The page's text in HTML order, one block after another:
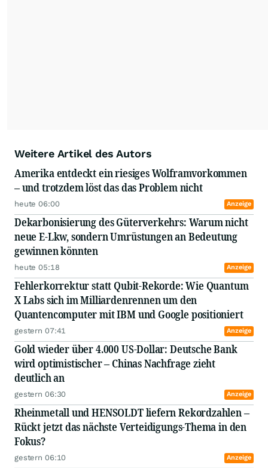
Weitere Artikel des Autors
Amerika entdeckt ein riesiges Wolframvorkommen
– und trotzdem löst das das Problem nicht
heute 06:00 Anzeige
Dekarbonisierung des Güterverkehrs: Warum nicht
neue E-Lkw, sondern Umrüstungen an Bedeutung
gewinnen könnten
heute 05:18 Anzeige
Fehlerkorrektur statt Qubit-Rekorde: Wie Quantum
X Labs sich im Milliardenrennen um den
Quantencomputer mit IBM und Google positioniert
gestern 07:41 Anzeige
Gold wieder über 4.000 US-Dollar: Deutsche Bank
wird optimistischer – Chinas Nachfrage zieht
deutlich an
gestern 06:30 Anzeige
Rheinmetall und HENSOLDT liefern Rekordzahlen –
Rückt jetzt das nächste Verteidigungs-Thema in den
Fokus?
gestern 06:10 Anzeige